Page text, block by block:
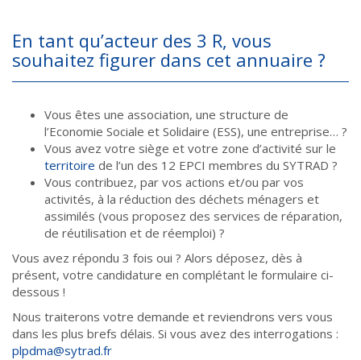
En tant qu’acteur des 3 R, vous
souhaitez figurer dans cet annuaire ?
Vous êtes une association, une structure de
l’Economie Sociale et Solidaire (ESS), une entreprise… ?
Vous avez votre siège et votre zone d’activité sur le
territoire de l’un des 12 EPCI membres du SYTRAD ?
Vous contribuez, par vos actions et/ou par vos
activités, à la réduction des déchets ménagers et
assimilés (vous proposez des services de réparation,
de réutilisation et de réemploi) ?
Vous avez répondu 3 fois oui ? Alors déposez, dès à
présent, votre candidature en complétant le formulaire ci-
dessous !
Nous traiterons votre demande et reviendrons vers vous
dans les plus brefs délais. Si vous avez des interrogations :
plpdma@sytrad.fr